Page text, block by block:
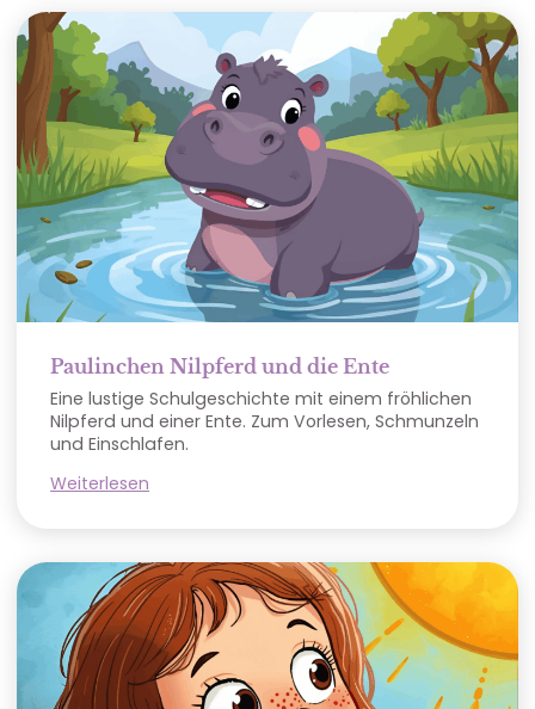
Paulinchen Nilpferd und die Ente
Eine lustige Schulgeschichte mit einem fröhlichen
Nilpferd und einer Ente. Zum Vorlesen, Schmunzeln
und Einschlafen.
Weiterlesen